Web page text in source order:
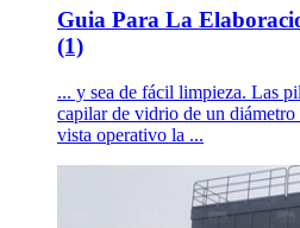
Guia Para La
(1)
... y sea de fácil limpieza. Las
capilar de vidrio de un
vista operativo la ...